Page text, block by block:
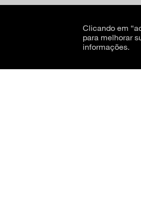
CNPJ: 62.520.218/0001-24Razão social: Museu de Arte
Clicando em
para melhorar
informações.